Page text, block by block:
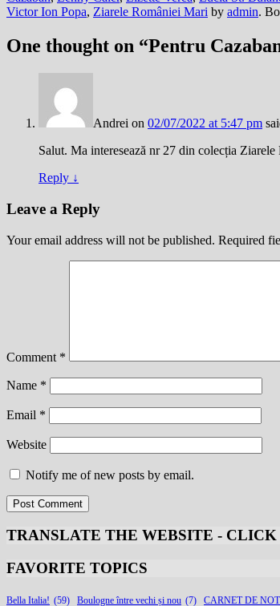
Victor Ion Popa, Ziarele României Mari by admin.
One thought on “Pentru
Andrei on 02/07/2022 at 5:47 pm
Salut. Ma interesează nr 27 din colecția
Reply ↓
Leave a Reply
Your email address will not be published. Required
Comment *
Name *
Email *
Website
Notify me of new posts by email.
TRANSLATE THE WEBSITE -
FAVORITE TOPICS
Bella Italia! (59) Boulogne între vechi și nou (7) CARNET DE